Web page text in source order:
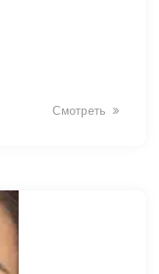
Смотреть